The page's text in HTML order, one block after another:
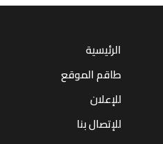
الرئيسية
طاقم الموقع
للإعلان
للإتصال بنا